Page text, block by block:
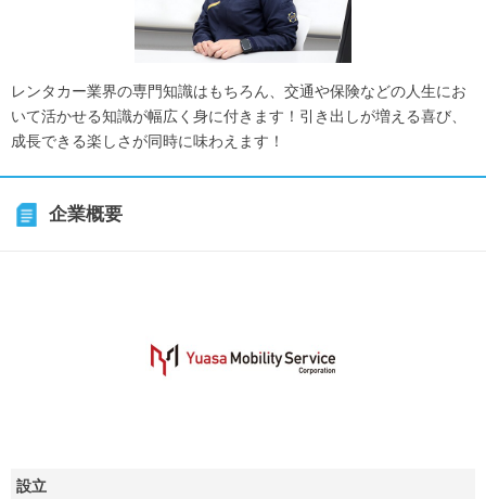
レンタカー業界の専門知識はもちろん、交通や保険などの人生にお
いて活かせる知識が幅広く身に付きます！引き出しが増える喜び、
成長できる楽しさが同時に味わえます！
企業概要
設立